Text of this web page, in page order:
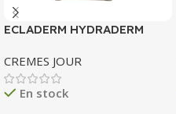
ECLADERM HYDRADERM
INTENSE 72H 50 ML
CREMES JOUR
En stock